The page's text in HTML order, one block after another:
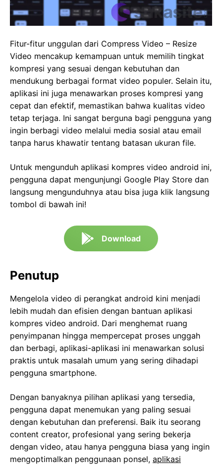
Fitur-fitur unggulan dari Compress Video – Resize
Video mencakup kemampuan untuk memilih tingkat
kompresi yang sesuai dengan kebutuhan dan
mendukung berbagai format video populer. Selain itu,
aplikasi ini juga menawarkan proses kompresi yang
cepat dan efektif, memastikan bahwa kualitas video
tetap terjaga. Ini sangat berguna bagi pengguna yang
ingin berbagi video melalui media sosial atau email
tanpa harus khawatir tentang batasan ukuran file.
Untuk mengunduh aplikasi kompres video android ini,
pengguna dapat mengunjungi Google Play Store dan
langsung mengunduhnya atau bisa juga klik langsung
tombol di bawah ini!
Download
Penutup
Mengelola video di perangkat android kini menjadi
lebih mudah dan efisien dengan bantuan aplikasi
kompres video android. Dari menghemat ruang
penyimpanan hingga mempercepat proses unggah
dan berbagi, aplikasi-aplikasi ini menawarkan solusi
praktis untuk masalah umum yang sering dihadapi
pengguna smartphone.
Dengan banyaknya pilihan aplikasi yang tersedia,
pengguna dapat menemukan yang paling sesuai
dengan kebutuhan dan preferensi. Baik itu seorang
content creator, profesional yang sering bekerja
dengan video, atau hanya pengguna biasa yang ingin
mengoptimalkan penggunaan ponsel, aplikasi